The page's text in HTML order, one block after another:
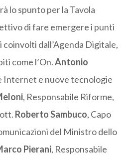
lo spunto per la Tavola
di fare emergere i punti
dall’Agenda Digitale,
come l’On.Antonio
Internet e nuove tecnologie
, Responsabile Riforme,
Roberto Sambuco, Capo
del Ministro dello
Pierani, Responsabile